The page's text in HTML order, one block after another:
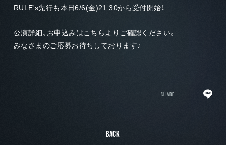
RULE's先行も本日6/6(金)21:30から受付開始！
公演詳細、お申込みはこちら よりご確認ください。
みなさまのご応募お待ちしております♪
SHARE
BACK